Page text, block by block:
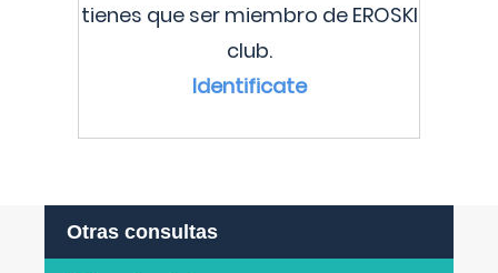
tienes que ser miembro de EROSKI
club.
Identificate
Otras consultas